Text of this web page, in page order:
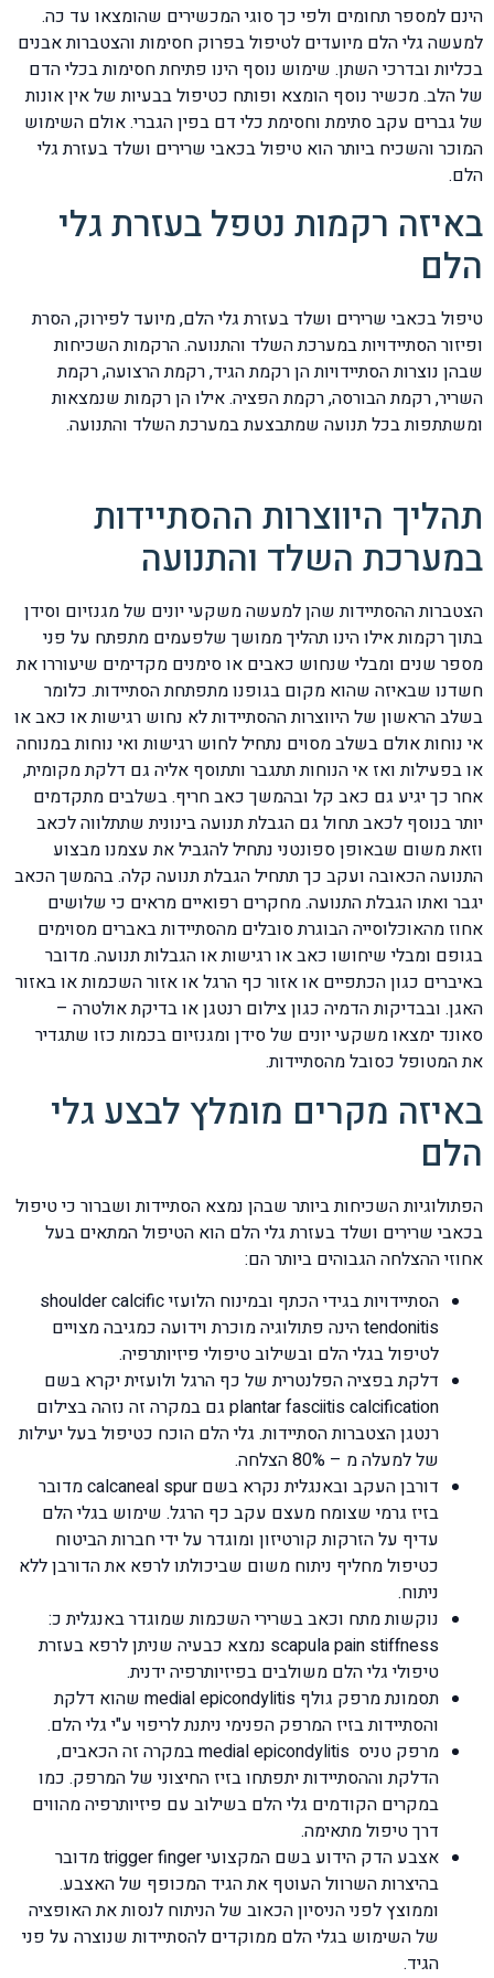
הינם למספר תחומים ולפי כך סוגי המכשירים שהומצאו עד כה.
למעשה גלי הלם מיועדים לטיפול בפרוק חסימות והצטברות אבנים
בכליות ובדרכי השתן. שימוש נוסף הינו פתיחת חסימות בכלי הדם
של הלב. מכשיר נוסף הומצא ופותח כטיפול בבעיות של אין אונות
של גברים עקב סתימת וחסימת כלי דם בפין הגברי. אולם השימוש
המוכר והשכיח ביותר הוא טיפול בכאבי שרירים ושלד בעזרת גלי
הלם.
באיזה רקמות נטפל בעזרת גלי
הלם
טיפול בכאבי שרירים ושלד בעזרת גלי הלם, מיועד לפירוק, הסרת
ופיזור הסתיידויות במערכת השלד והתנועה. הרקמות השכיחות
שבהן נוצרות הסתיידויות הן רקמת הגיד, רקמת הרצועה, רקמת
השריר, רקמת הבורסה, רקמת הפציה. אילו הן רקמות שנמצאות
ומשתתפות בכל תנועה שמתבצעת במערכת השלד והתנועה.
תהליך היווצרות ההסתיידות
במערכת השלד והתנועה
הצטברות ההסתיידות שהן למעשה משקעי יונים של מגנזיום וסידן
בתוך רקמות אילו הינו תהליך ממושך שלפעמים מתפתח על פני
מספר שנים ומבלי שנחוש כאבים או סימנים מקדימים שיעוררו את
חשדנו שבאיזה שהוא מקום בגופנו מתפתחת הסתיידות. כלומר
בשלב הראשון של היווצרות ההסתיידות לא נחוש רגישות או כאב או
אי נוחות אולם בשלב מסוים נתחיל לחוש רגישות ואי נוחות במנוחה
או בפעילות ואז אי הנוחות תתגבר ותתוסף אליה גם דלקת מקומית,
אחר כך יגיע גם כאב קל ובהמשך כאב חריף. בשלבים מתקדמים
יותר בנוסף לכאב תחול גם הגבלת תנועה בינונית שתתלווה לכאב
וזאת משום שבאופן ספונטני נתחיל להגביל את עצמנו מבצוע
התנועה הכאובה ועקב כך תתחיל הגבלת תנועה קלה. בהמשך הכאב
יגבר ואתו הגבלת התנועה. מחקרים רפואיים מראים כי שלושים
אחוז מהאוכלוסייה הבוגרת סובלים מהסתיידות באברים מסוימים
בגופם ומבלי שיחושו כאב או רגישות או הגבלות תנועה. מדובר
באיברים כגון הכתפיים או אזור כף הרגל או אזור השכמות או באזור
האגן. ובבדיקות הדמיה כגון צילום רנטגן או בדיקת אולטרה –
סאונד ימצאו משקעי יונים של סידן ומגנזיום בכמות כזו שתגדיר
את המטופל כסובל מהסתיידות.
באיזה מקרים מומלץ לבצע גלי
הלם
הפתולוגיות השכיחות ביותר שבהן נמצא הסתיידות ושברור כי טיפול
בכאבי שרירים ושלד בעזרת גלי הלם הוא הטיפול המתאים בעל
אחוזי ההצלחה הגבוהים ביותר הם:
הסתיידויות בגידי הכתף ובמינוח הלועזי shoulder calcific
tendonitis הינה פתולוגיה מוכרת וידועה כמגיבה מצויים
לטיפול בגלי הלם ובשילוב טיפולי פיזיותרפיה.
דלקת בפציה הפלנטרית של כף הרגל ולועזית יקרא בשם
plantar fasciitis calcification גם במקרה זה נזהה בצילום
רנטגן הצטברות הסתיידות. גלי הלם הוכח כטיפול בעל יעילות
של למעלה מ – 80% הצלחה.
דורבן העקב ובאנגלית נקרא בשם calcaneal spur מדובר
בזיז גרמי שצומח מעצם עקב כף הרגל. שימוש בגלי הלם
עדיף על הזרקות קורטיזון ומוגדר על ידי חברות הביטוח
כטיפול מחליף ניתוח משום שביכולתו לרפא את הדורבן ללא
ניתוח.
נוקשות מתח וכאב בשרירי השכמות שמוגדר באנגלית כ:
scapula pain stiffness נמצא כבעיה שניתן לרפא בעזרת
טיפולי גלי הלם משולבים בפיזיותרפיה ידנית.
תסמונת מרפק גולף medial epicondylitis שהוא דלקת
והסתיידות בזיז המרפק הפנימי ניתנת לריפוי ע"י גלי הלם.
מרפק טניס medial epicondylitis במקרה זה הכאבים,
הדלקת וההסתיידות יתפתחו בזיז החיצוני של המרפק. כמו
במקרים הקודמים גלי הלם בשילוב עם פיזיותרפיה מהווים
דרך טיפול מתאימה.
אצבע הדק הידוע בשם המקצועי trigger finger מדובר
בהיצרות השרוול העוטף את הגיד המכופף של האצבע.
וממוצץ לפני הניסיון הכאוב של הניתוח לנסות את האופציה
של השימוש בגלי הלם ממוקדים להסתיידות שנוצרה על פני
הגיד.